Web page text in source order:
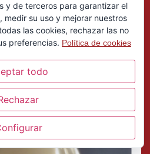
y de terceros para garantizar el
su uso y mejorar nuestros
las cookies, rechazar las no
preferencias. Política de cookies
todo